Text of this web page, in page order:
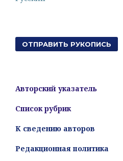
ОТПРАВИТЬ РУКОПИСЬ
Авторский указатель
Список рубрик
К сведению авторов
Редакционная политика